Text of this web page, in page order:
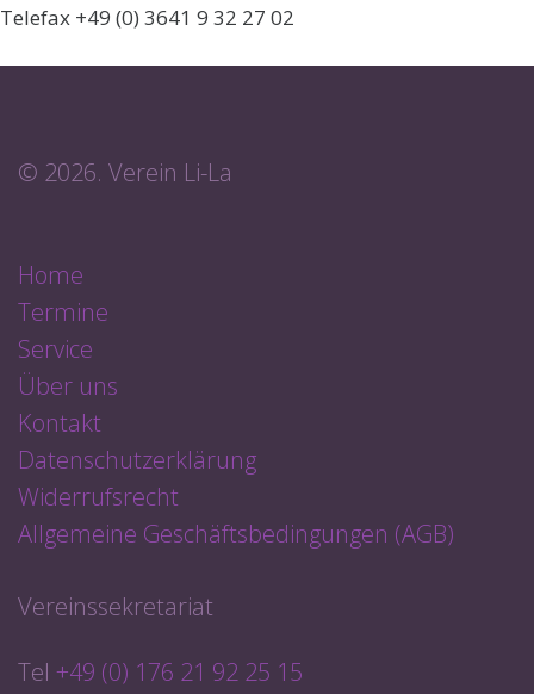
Telefax +49 (0) 3641 9 32 27 02
© 2026. Verein Li-La
Home
Termine
Service
Über uns
Kontakt
Datenschutzerklärung
Widerrufsrecht
Allgemeine Geschäftsbedingungen (AGB)
Vereinssekretariat
Tel +49 (0) 176 21 92 25 15